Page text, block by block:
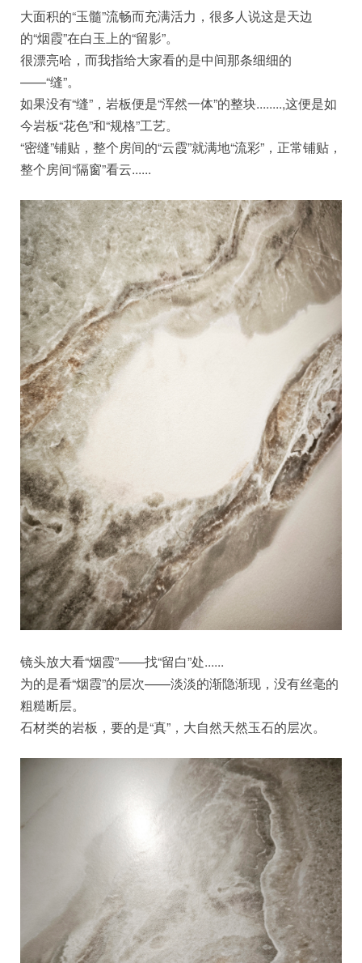
大面积的“玉髓”流畅而充满活力，很多人说这是天边
的“烟霞”在白玉上的“留影”。
很漂亮哈，而我指给大家看的是中间那条细细的
——“缝”。
如果没有“缝”，岩板便是“浑然一体”的整块........,这便是如
今岩板“花色”和“规格”工艺。
“密缝”铺贴，整个房间的“云霞”就满地“流彩”，正常铺贴，
整个房间“隔窗”看云......
镜头放大看“烟霞”——找“留白”处......
为的是看“烟霞”的层次——淡淡的渐隐渐现，没有丝毫的
粗糙断层。
石材类的岩板，要的是“真”，大自然天然玉石的层次。